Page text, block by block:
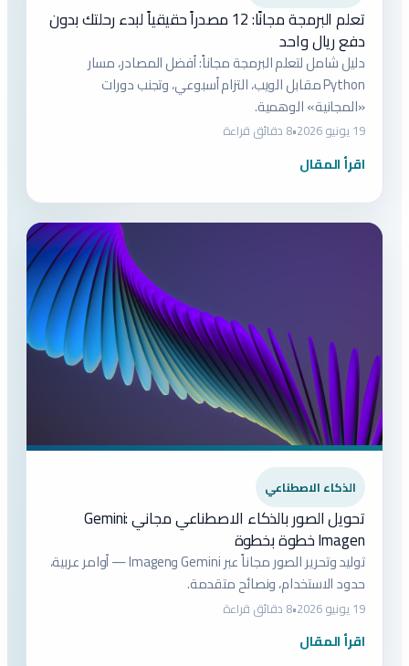
تعلم البرمجة مجانًا: 12 مصدراً حقيقياً لبدء رحلتك بدون
دفع ريال واحد
دليل شامل لتعلم البرمجة مجاناً: أفضل المصادر، مسار
Python مقابل الويب، التزام أسبوعي، وتجنب دورات
«المجانية» الوهمية.
19 يونيو 2026 •8 دقائق قراءة
اقرأ المقال
الذكاء الاصطناعي
تحويل الصور بالذكاء الاصطناعي مجاني Gemini:
Imagen خطوة بخطوة
توليد وتحرير الصور مجاناً عبر Gemini وImagen — أوامر عربية،
حدود الاستخدام، ونصائح متقدمة.
19 يونيو 2026 •8 دقائق قراءة
اقرأ المقال